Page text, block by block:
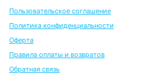
Пользовательское соглашение
Политика конфиденциальности
Оферта
Правила оплаты и возвратов
Обратная связь